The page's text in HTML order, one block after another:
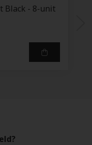
Black - 8-unit